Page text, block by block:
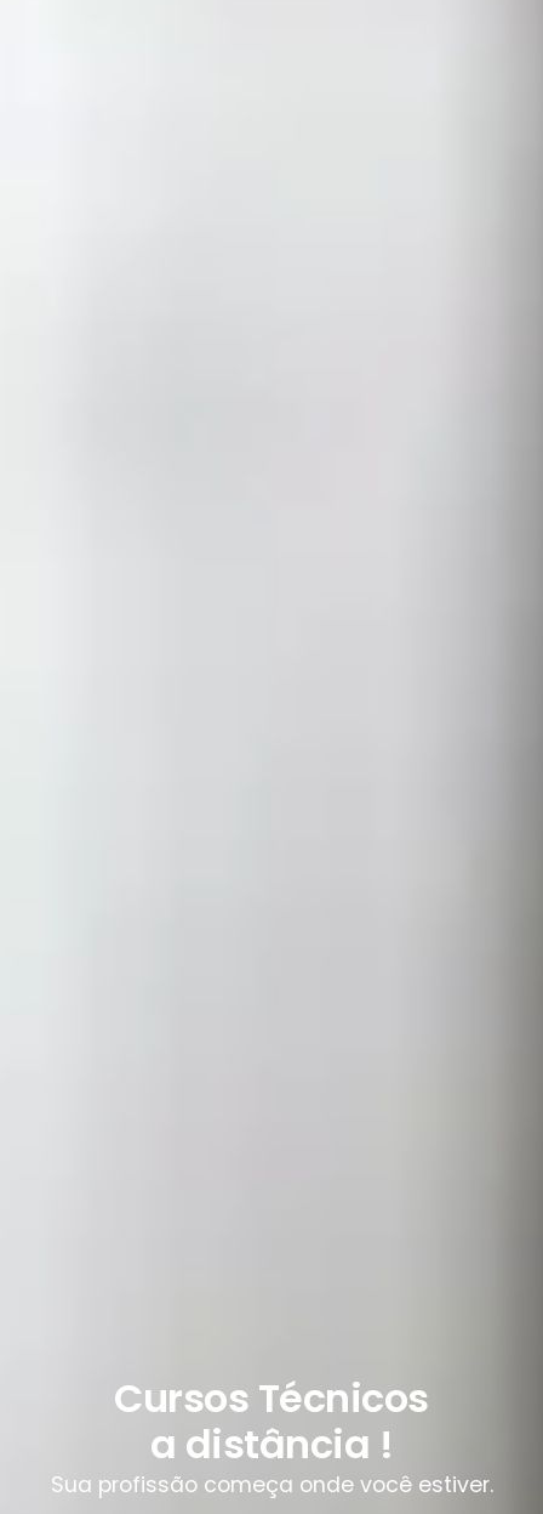
Cursos Técnicos
a distância !
Sua profissão começa onde você estiver.